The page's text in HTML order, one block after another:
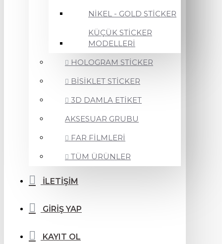
NİKEL - GOLD STİCKER
KÜÇÜK STİCKER
MODELLERİ
HOLOGRAM STİCKER
BİSİKLET STİCKER
3D DAMLA ETİKET
AKSESUAR GRUBU
FAR FİLMLERİ
TÜM ÜRÜNLER
İLETİŞİM
GİRİŞ YAP
KAYIT OL